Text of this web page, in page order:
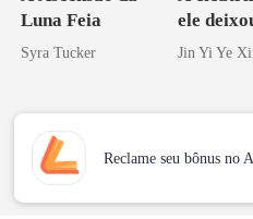
Luna Feia
Syra Tucker
ele
rainha
Jin Yi Ye
Reclame seu bônus no